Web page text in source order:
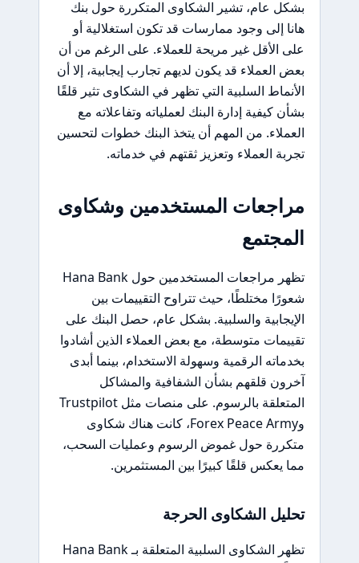
بشكل عام، تشير الشكاوى المتكررة حول بنك
هانا إلى وجود ممارسات قد تكون استغلالية أو
على الأقل غير مريحة للعملاء. على الرغم من أن
بعض العملاء قد يكون لديهم تجارب إيجابية، إلا أن
الأنماط السلبية التي تظهر في الشكاوى تثير قلقًا
بشأن كيفية إدارة البنك لعملياته وتفاعلاته مع
العملاء. من المهم أن يتخذ البنك خطوات لتحسين
تجربة العملاء وتعزيز ثقتهم في خدماته.
مراجعات المستخدمين وشكاوى
المجتمع
تظهر مراجعات المستخدمين حول Hana Bank
شعورًا مختلطًا، حيث تتراوح التقييمات بين
الإيجابية والسلبية. بشكل عام، حصل البنك على
تقييمات متوسطة، مع بعض العملاء الذين أشادوا
بخدماته الرقمية وسهولة الاستخدام، بينما أبدى
آخرون قلقهم بشأن الشفافية والمشاكل
المتعلقة بالرسوم. على منصات مثل Trustpilot
وForex Peace Army، كانت هناك شكاوى
متكررة حول غموض الرسوم وعمليات السحب،
مما يعكس قلقًا كبيرًا بين المستثمرين.
تحليل الشكاوى الحرجة
تظهر الشكاوى السلبية المتعلقة بـ Hana Bank